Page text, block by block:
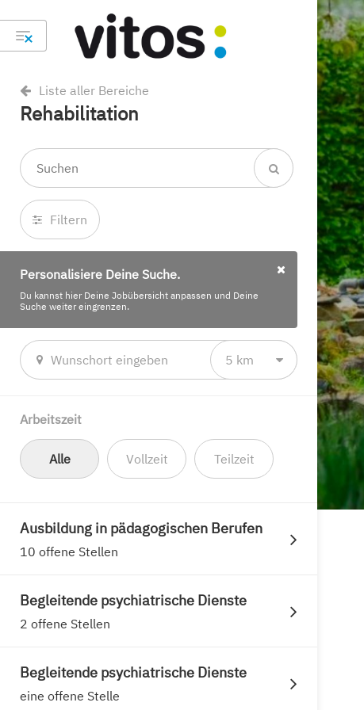
Liste aller Bereiche
Rehabilitation
Filtern
Personalisiere Deine Suche.
Du kannst hier Deine Jobübersicht anpassen und Deine
Suche weiter eingrenzen.
5 km
Arbeitszeit
Alle Vollzeit Teilzeit
Ausbildung in pädagogischen Berufen
10 offene Stellen
Begleitende psychiatrische Dienste
2 offene Stellen
Begleitende psychiatrische Dienste
eine offene Stelle